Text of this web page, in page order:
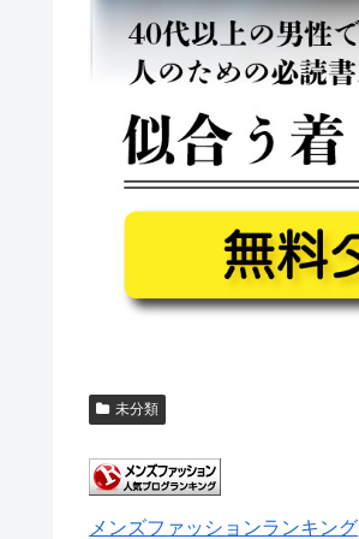
未分類
メンズファッションランキング